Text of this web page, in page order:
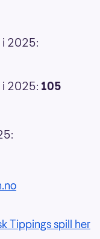
i 2025:
i 2025: 105
Tippings spill her